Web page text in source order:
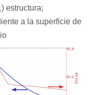
) estructura;
a la superficie de